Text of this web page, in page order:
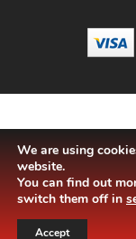
We are using
website.
You can find out
switch them off in
Accept